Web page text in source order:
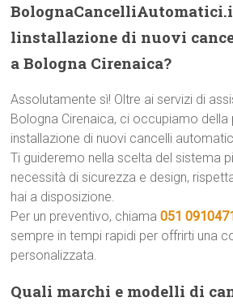
linstallazione di nuovi
a Bologna Cirenaica?
Assolutamente sì! Oltre ai servizi di
Bologna Cirenaica, ci occupiamo
installazione di nuovi cancelli
Ti guideremo nella scelta del sistema
necessità di sicurezza e design,
hai a disposizione.
Per un preventivo, chiama051
sempre in tempi rapidi per offrirti una
personalizzata.
Quali marchi e modelli di